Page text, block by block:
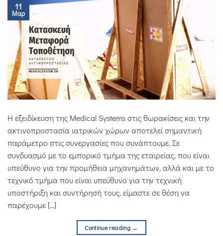
11
Μαρ
Η εξειδίκευση της Medical Systems στις θωρακίσεις και την
ακτινοπροστασία ιατρικών χώρων αποτελεί σημαντική
παράμετρο στις συνεργασίες που συνάπτουμε. Σε
συνδυασμό με το εμπορικό τμήμα της εταιρείας, που είναι
υπεύθυνο για την προμήθεια μηχανημάτων, αλλά και με το
τεχνικό τμήμα που είναι υπεύθυνο για την τεχνική
υποστήριξη και συντήρησή τους, είμαστε σε θέση να
παρέχουμε […]
Continue reading →